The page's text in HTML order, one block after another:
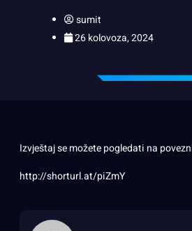
sumit
26 kolovoza, 2024
Izvještaj se možete pogledati na
http://shorturl.at/piZmY